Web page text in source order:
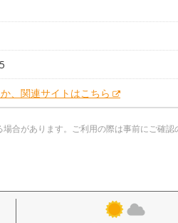
、関連サイトはこちら
合があります。ご利用の際は事前にご確認